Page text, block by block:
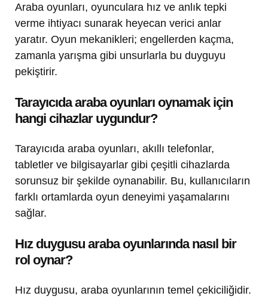
Araba oyunları, oyunculara hız ve anlık tepki
verme ihtiyacı sunarak heyecan verici anlar
yaratır. Oyun mekanikleri; engellerden kaçma,
zamanla yarışma gibi unsurlarla bu duyguyu
pekiştirir.
Tarayıcıda araba oyunları oynamak için
hangi cihazlar uygundur?
Tarayıcıda araba oyunları, akıllı telefonlar,
tabletler ve bilgisayarlar gibi çeşitli cihazlarda
sorunsuz bir şekilde oynanabilir. Bu, kullanıcıların
farklı ortamlarda oyun deneyimi yaşamalarını
sağlar.
Hız duygusu araba oyunlarında nasıl bir
rol oynar?
Hız duygusu, araba oyunlarının temel çekiciliğidir.